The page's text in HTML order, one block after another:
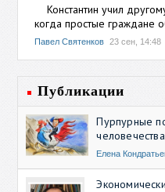
Константин учил
когда простые граждане
Павел Святенков 23 сен, 14:48
Публикации
Пурпурные
человечества
Елена